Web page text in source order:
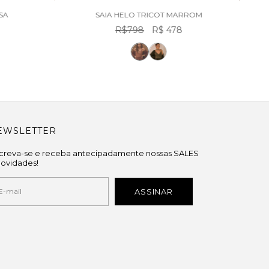
SAIA HELO TRICOT MARROM
R$798 R$ 478
se e receba antecipadamente nossas SALES